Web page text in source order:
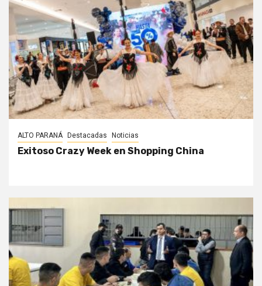
ALTO PARANÁ Destacadas Noticias
Exitoso Crazy Week en Shopping China